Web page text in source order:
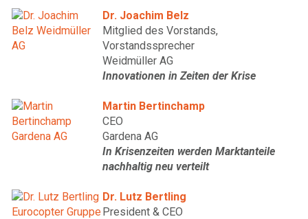
Dr. Joachim Belz
Mitglied des Vorstands,
Vorstandssprecher
Weidmüller AG
Innovationen in Zeiten der Krise
Martin Bertinchamp
CEO
Gardena AG
In Krisenzeiten werden Marktanteile
nachhaltig neu verteilt
Dr. Lutz Bertling
President & CEO